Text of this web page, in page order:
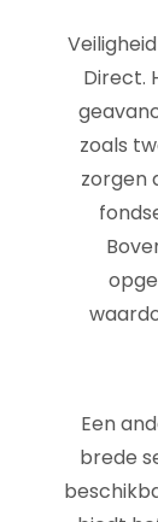
Direct.
zoals
zorgen
Een
brede